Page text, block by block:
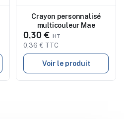
Crayon personnalisé
multicouleur Mae
0,30 €
0,36 € TTC
Voir le produit